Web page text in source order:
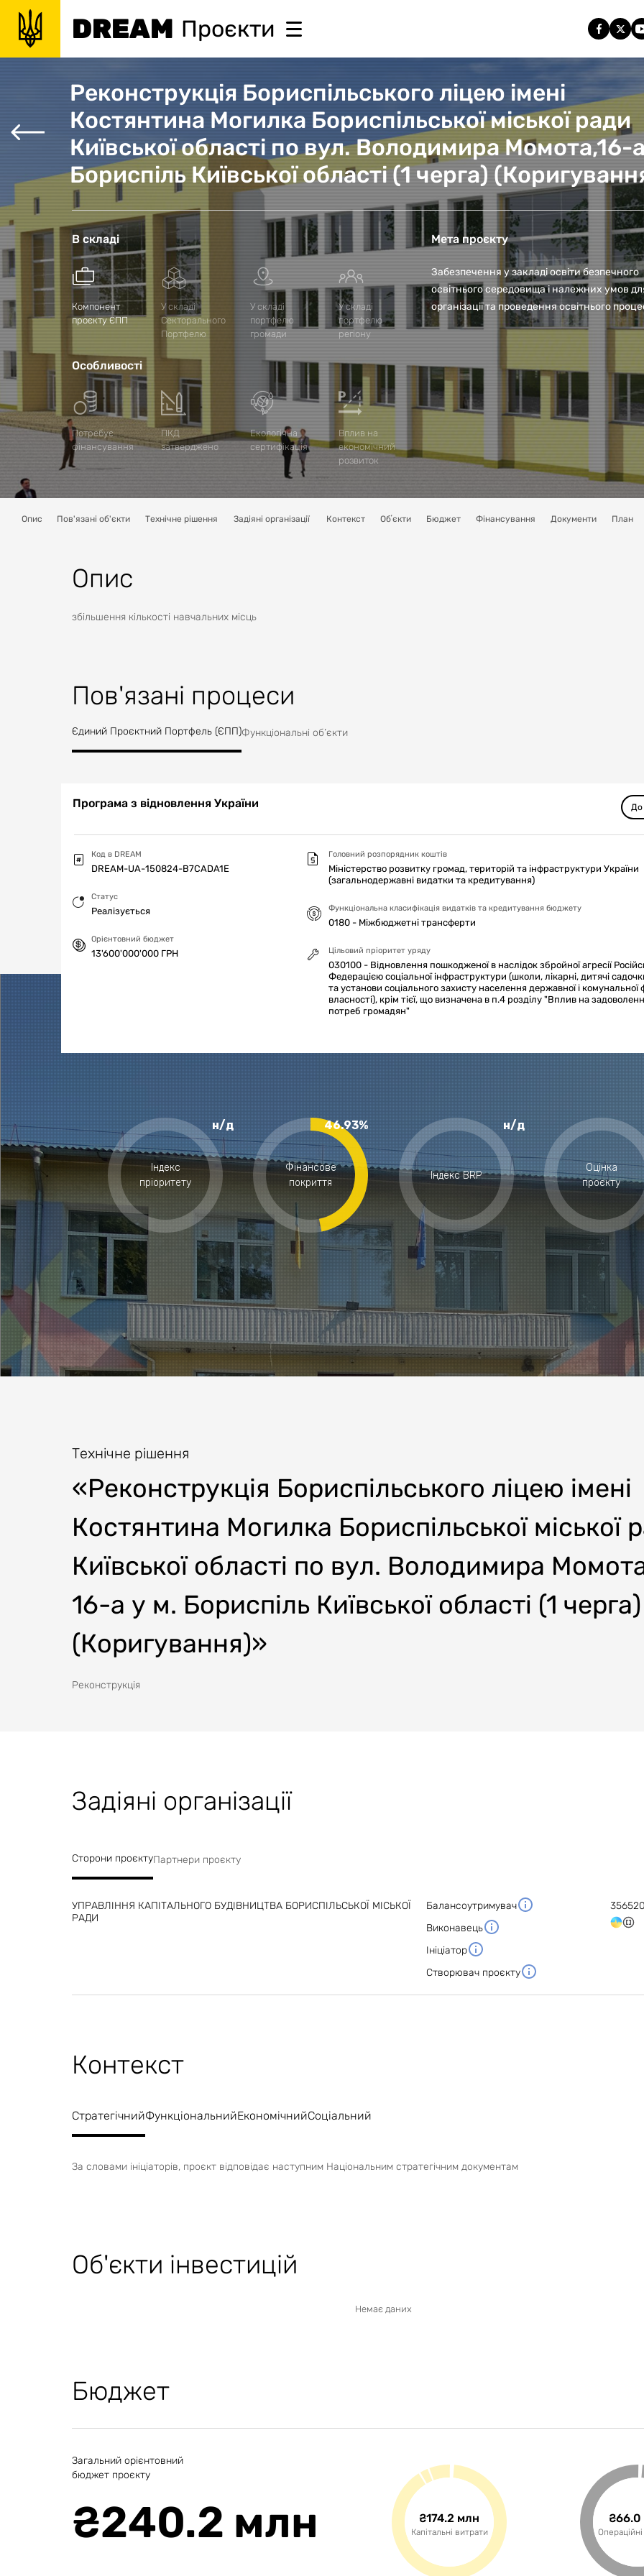
DREAM Проєкти
Реконструкція Бориспільського ліцею імені
Костянтина Могилка Бориспільської міської ради
Київської області по вул. Володимира Момота,16-
Бориспіль Київської області (1 черга)
В складі
Компонент
проєкту ЄПП
У складі
Секторального
Портфелю
У складі
портфелю
громади
У складі
портфелю
регіону
Особливості
Потребує
фінансування
ПКД
затверджено
Екологічна
сертифікація
Вплив на
економічний
розвиток
Мета проєкту
Забезпечення у закладі освіти безпечного
освітнього середовища і належних умов
організації та проведення освітнього
Опис Пов'язані об'єкти Технічне рішення Задіяні організації Контекст Обʼєкти Бюджет Фінансування Документи План
Опис
збільшення кількості навчальних місць
Пов'язані процеси
Єдиний Проєктний Портфель (ЄПП)Функціональні об’єкти
Програма з відновлення України
Код в DREAM
DREAM-UA-150824-B7CADA1E
Статус
Реалізується
Орієнтовний бюджет
13'600'000'000 ГРН
Головний розпорядник коштів
Міністерство розвитку громад, територій та інфраструктури України
(загальнодержавні видатки та кредитування)
Функціональна класифікація видатків та кредитування бюджету
0180 - Міжбюджетні трансферти
Цільовий пріоритет уряду
030100 - Відновлення пошкодженої в наслідок збройної агресії
Федерацією соціальної інфраструктури (школи, лікарні, дитячі
та установи соціального захисту населення державної і
власності), крім тієї, що визначена в п.4 розділу "Вплив на
потреб громадян"
Індекс
пріоритету
н/д
Фінансове
покриття
46.93%
Індекс BRP
н/д
Оцінка
проєкту
Технічне рішення
«Реконструкція Бориспільського ліцею імені
Костянтина Могилка Бориспільської міської
Київської області по вул. Володимира
16-а у м. Бориспіль Київської області (1 черга)
(Коригування)»
Реконструкція
Задіяні організації
Сторони проєктуПартнери проєкту
УПРАВЛІННЯ КАПІТАЛЬНОГО БУДІВНИЦТВА БОРИСПІЛЬСЬКОЇ МІСЬКОЇ
РАДИ
Балансоутримувач
Виконавець
Ініціатор
Створювач проєкту
Контекст
СтратегічнийФункціональнийЕкономічнийСоціальний
За словами ініціаторів, проєкт відповідає наступним Національним стратегічним документам
Об'єкти інвестицій
Немає даних
Бюджет
Загальний орієнтовний
бюджет проєкту
₴240.2 млн ₴174.2 млн
Капітальні витрати
₴66.0